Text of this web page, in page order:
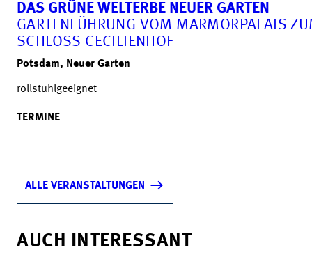
AS GRÜNE WELTERBE NEUER GARTEN
GARTENFÜHRUNG VOM MARMORPALAIS
SCHLOSS CECILIENHOF
Potsdam, Neuer Garten
rollstuhlgeeignet
TERMINE
ALLE VERANSTALTUNGEN
AUCH INTERESSANT